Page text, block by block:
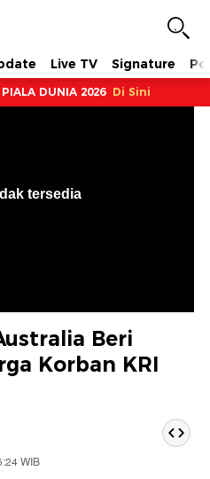
Live TV Signature
DUNIA 2026 Di Sini
tersedia
Beri
Korban KRI
WIB